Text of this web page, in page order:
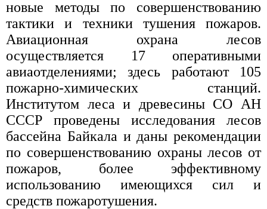
новые методы по совершенствованию
тактики и техники тушения пожаров.
Авиационная охрана лесов
осуществляется 17 оперативными
авиаотделениями; здесь работают 105
пожарно-химических станций.
Институтом леса и древесины СО АН
СССР проведены исследования лесов
бассейна Байкала и даны рекомендации
по совершенствованию охраны лесов от
пожаров, более эффективному
использованию имеющихся сил и
средств пожаротушения.